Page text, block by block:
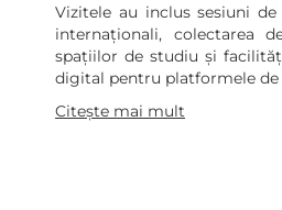
Vizitele au inclus sesiuni
internaționali, colectarea
spațiilor de studiu și
digital pentru platformele de
Citește mai mult